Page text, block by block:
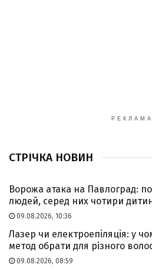
РЕКЛАМА
СТРІЧКА НОВИН
Ворожа атака на Павлоград:
людей, серед них чотири
09.08.2026, 10:36
Лазер чи електроепіляція: у
метод обрати для різного
09.08.2026, 08:59